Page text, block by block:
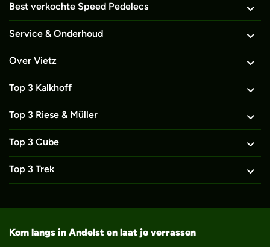
Best verkochte Speed Pedelecs
Service & Onderhoud
Over Vietz
Top 3 Kalkhoff
Top 3 Riese & Müller
Top 3 Cube
Top 3 Trek
Kom langs in Andelst en laat je verrassen